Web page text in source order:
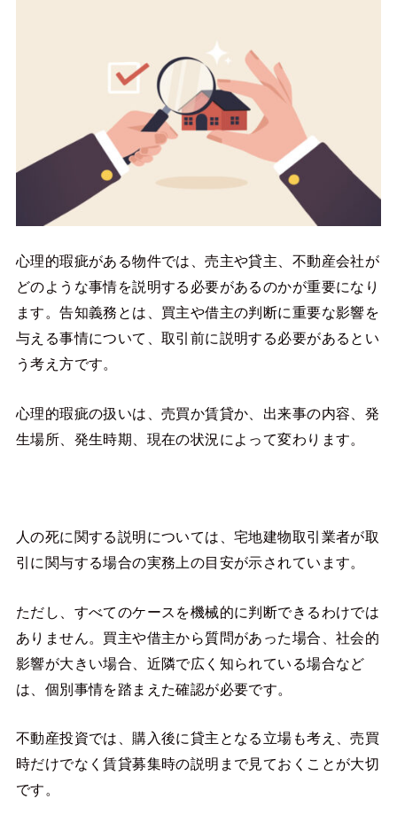
心理的瑕疵がある物件では、売主や貸主、不動産会社が
どのような事情を説明する必要があるのかが重要になり
ます。告知義務とは、買主や借主の判断に重要な影響を
与える事情について、取引前に説明する必要があるとい
う考え方です。
心理的瑕疵の扱いは、売買か賃貸か、出来事の内容、発
生場所、発生時期、現在の状況によって変わります。
人の死に関する説明については、宅地建物取引業者が取
引に関与する場合の実務上の目安が示されています。
ただし、すべてのケースを機械的に判断できるわけでは
ありません。買主や借主から質問があった場合、社会的
影響が大きい場合、近隣で広く知られている場合など
は、個別事情を踏まえた確認が必要です。
不動産投資では、購入後に貸主となる立場も考え、売買
時だけでなく賃貸募集時の説明まで見ておくことが大切
です。